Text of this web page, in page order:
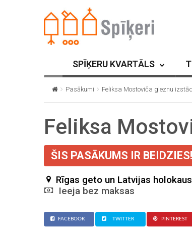
SPĪĶERU KVARTĀLS
Pasākumi Feliksa Mostoviča gleznu
Feliksa
ŠIS PASĀKUMS IR BEIDZIES!
Rīgas geto un Latvijas
Ieeja bez maksas
FACEBOOK TWITTER PINTEREST